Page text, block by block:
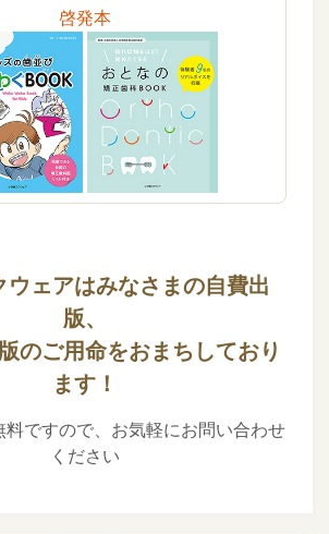
啓発本
ウェアはみなさまの自費出
版、
のご用命をおまちしており
ます！
料ですので、お気軽にお問い合わせ
ください